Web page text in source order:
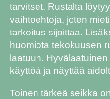
tarvitset. Rustalta
vaihtoehtoja, joten
tarkoitus sijoittaa.
huomiota tekokuusen
laatuun.
käyttöä ja näyttää
Toinen tärkeä seikka